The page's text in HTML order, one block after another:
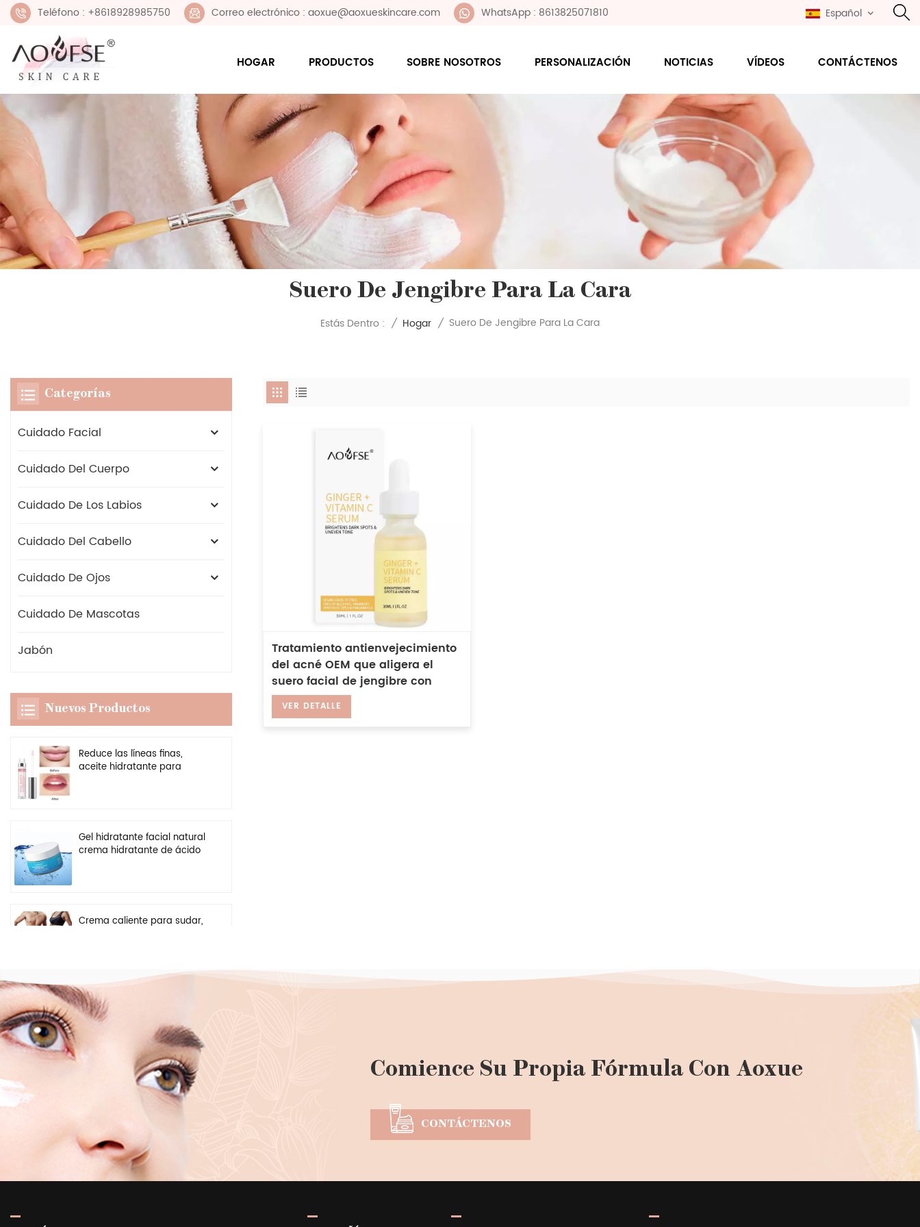
Teléfono : +8618928985750 Correo electrónico : aoxue@aoxueskincare.com WhatsApp : 8613825071810 Español
HOGAR PRODUCTOS SOBRE NOSOTROS PERSONALIZACIÓN NOTICIAS VÍDEOS CONTÁCTENOS
Suero De Jengibre Para La Cara
Estás Dentro : / Hogar / Suero De Jengibre Para La Cara
Tratamiento antienvejecimiento
del acné OEM que aligera el
suero facial de jengibre con
vitamina C
VER DETALLE
Categorías
Cuidado Facial
Cuidado Del Cuerpo
Cuidado De Los Labios
Cuidado Del Cabello
Cuidado De Ojos
Cuidado De Mascotas
Jabón
Nuevos Productos
Reduce las líneas finas,
aceite hidratante para
Gel hidratante facial natural
crema hidratante de ácido
Crema caliente para sudar,
grasa del vientre y el brazo
Ingredientes de seguridad
a base de hierbas
naturales, crema
iluminadora, crema
blanqueadora para el
rostro, las axilas y el cuerpo
Suero puro iluminador
hidratante profundo del
cuidado de la piel de la
etiqueta privada para la
cara
Comience Su Propia Fórmula Con Aoxue
CONTÁCTENOS